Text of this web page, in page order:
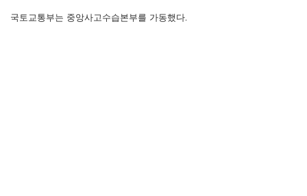
국토교통부는 중앙사고수습본부를 가동했다.